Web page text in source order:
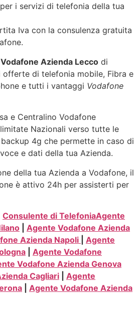
i servizi di telefonia della tua
Iva con la consulenza gratuita
Azienda Lecco di
di telefonia mobile, Fibra e
e tutti i vantaggi Vodafone
e Centralino Vodafone
Nazionali verso tutte le
4g che permette in caso di
e dati della tua Azienda.
della tua Azienda a Vodafone, il
è attivo 24h per assisterti per
Consulente di TelefoniaAgente
Agente Vodafone Azienda
Azienda Napoli
Agente
Agente Vodafone
Vodafone Azienda Genova
Cagliari
Agente
Agente Vodafone Azienda